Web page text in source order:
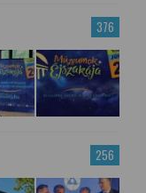
376
256